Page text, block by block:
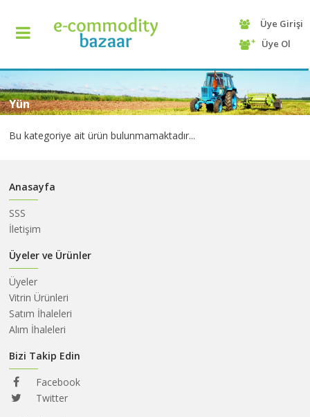
+90
425
13
70
ANASAYFA
KATEGORİ
HAKKIMIZDA
İHALELERİ
ALIM
İHALELERİ
Üye Girişi
Üye Ol
Yün
Bu kategoriye ait ürün bulunmamaktadır...
Anasayfa
SSS
İletişim
Üyeler ve Ürünler
Üyeler
Vitrin Ürünleri
Satım İhaleleri
Alım İhaleleri
Bizi Takip Edin
Facebook
Twitter